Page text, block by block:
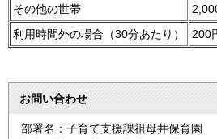
その他の世帯
利用時間外の場合（30分あたり）
200
お問い合わせ
部署名：子育て支援課祖母井保育園